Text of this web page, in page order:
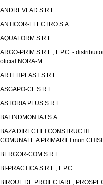
ANDREVLAD S.R.L.
ANTICOR-ELECTRO S.A.
AQUAFORM S.R.L.
ARGO-PRIM S.R.L., F.P.C. -
oficial NORA-M
ARTEHPLAST S.R.L.
ASGAPO-CL S.R.L.
ASTORIA PLUS S.R.L.
BALINDMONTAJ S.A.
BAZA DIRECTIEI CONSTRUCTII
COMUNALE A PRIMARIEI
BERGOR-COM S.R.L.
BI-PRACTICA S.R.L., F.P.C.
BIROUL DE PROIECTARE,